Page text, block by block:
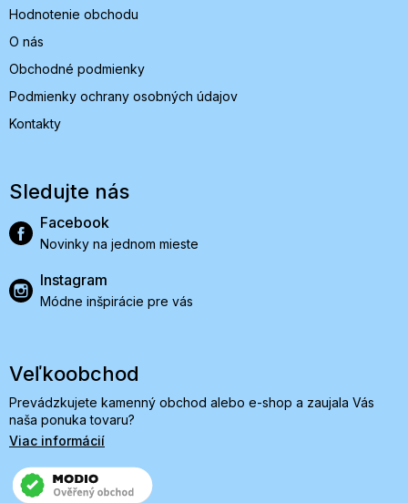
Hodnotenie obchodu
O nás
Obchodné podmienky
Podmienky ochrany osobných údajov
Kontakty
Sledujte nás
Facebook
Novinky na jednom mieste
Instagram
Módne inšpirácie pre vás
Veľkoobchod
Prevádzkujete kamenný obchod alebo e-shop a zaujala Vás
naša ponuka tovaru?
Viac informácií